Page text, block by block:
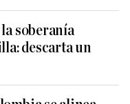
soberanía
descarta un